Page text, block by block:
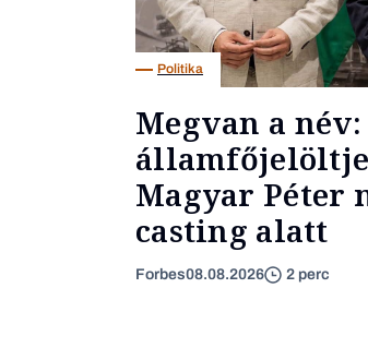
Politika
Megvan a
Magyar Péter
casting alatt
Forbes08.08.2026 2 perc